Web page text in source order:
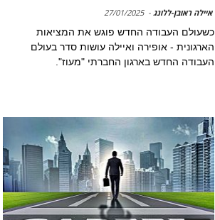
איילה ראובן-ללונג -
27/01/2025
כשעולם העבודה החדש פוגש את המציאות
הארגונית - אופירה ואיילה עושות סדר בעולם
העבודה החדש בארגון החברתי "מעוז".